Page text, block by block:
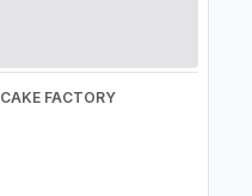
CAKE FACTORY